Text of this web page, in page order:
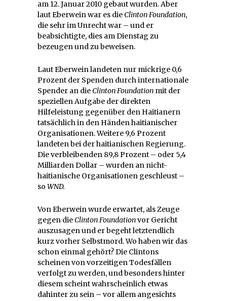
am 12. Januar 2010 gebaut wurden. Aber
laut Eberwein war es dieClinton Foundation,
die sehr im Unrecht war – und er
beabsichtigte, dies am Dienstag zu
bezeugen und zu beweisen.
Laut Eberwein landeten nur mickrige 0,6
Prozent der Spenden durch internationale
Spender an dieClinton Foundation mit der
speziellen Aufgabe der direkten
Hilfeleistung gegenüber den Haitianern
tatsächlich in den Händen haitianischer
Organisationen. Weitere 9,6 Prozent
landeten bei der haitianischen Regierung.
Die verbleibenden 89,8 Prozent – oder 5,4
Milliarden Dollar – wurden an nicht-
haitianische Organisationen geschleust –
so WND.
Von Eberwein wurde erwartet, als Zeuge
gegen dieClinton Foundationvor Gericht
auszusagen und er begeht letztendlich
kurz vorher Selbstmord. Wo haben wir das
schon einmal gehört? Die Clintons
scheinen von vorzeitigen Todesfällen
verfolgt zu werden, und besonders hinter
diesem scheint wahrscheinlich etwas
dahinter zu sein – vor allem angesichts